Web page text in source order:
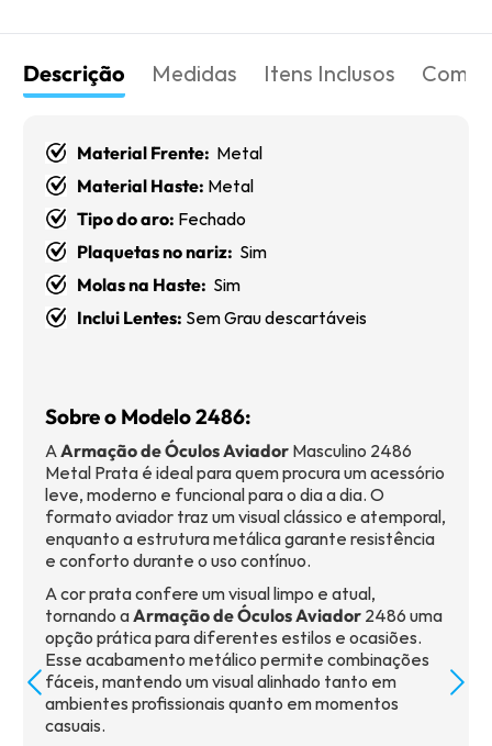
Descrição Medidas Itens Inclusos Como
Material Frente: Metal
Material Haste: Metal
Tipo do aro: Fechado
Plaquetas no nariz: Sim
Molas na Haste: Sim
Inclui Lentes: Sem Grau descartáveis
Sobre o Modelo 2486:
AArmação de Óculos Aviador Masculino 2486
Metal Prata é ideal para quem procura um acessório
leve, moderno e funcional para o dia a dia. O
formato aviador traz um visual clássico e atemporal,
enquanto a estrutura metálica garante resistência
e conforto durante o uso contínuo.
A cor prata confere um visual limpo e atual,
tornando aArmação de Óculos Aviador 2486 uma
opção prática para diferentes estilos e ocasiões.
Esse acabamento metálico permite combinações
fáceis, mantendo um visual alinhado tanto em
ambientes profissionais quanto em momentos
casuais.